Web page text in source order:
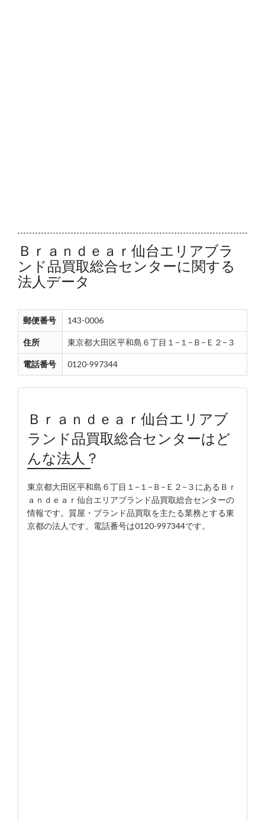
Ｂｒａｎｄｅａｒ仙台エリアブラ
ンド品買取総合センターに関する
法人データ
郵便番号 143-0006
住所 東京都大田区平和島６丁目１−１−Ｂ−Ｅ２−３
電話番号 0120-997344
Ｂｒａｎｄｅａｒ仙台エリアブ
ランド品買取総合センターはど
んな法人？
東京都大田区平和島６丁目１−１−Ｂ−Ｅ２−３にあるＢｒ
ａｎｄｅａｒ仙台エリアブランド品買取総合センターの
情報です。質屋・ブランド品買取を主たる業務とする東
京都の法人です。電話番号は0120-997344です。